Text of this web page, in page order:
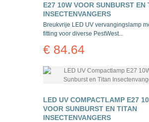
E27 10W VOOR SUNBURST EN
INSECTENVANGERS
Breukvrije LED UV vervangingslamp
fitting voor diverse PestWest...
€ 84.64
LED UV COMPACTLAMP E27
VOOR SUNBURST EN TITAN
INSECTENVANGERS